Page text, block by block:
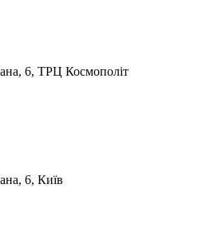
6, ТРЦ Космополіт
6, Київ